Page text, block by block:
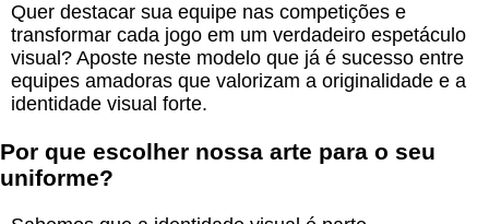
Quer destacar sua equipe nas competições e
transformar cada jogo em um verdadeiro espetáculo
visual? Aposte neste modelo que já é sucesso entre
equipes amadoras que valorizam a originalidade e a
identidade visual forte.
Por que escolher nossa arte para o seu
uniforme?